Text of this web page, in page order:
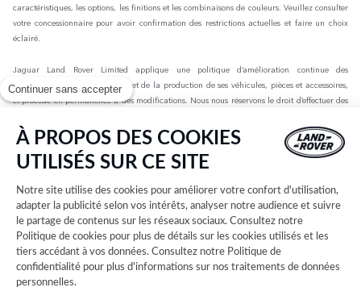
Continuer sans accepter
À PROPOS DES COOKIES
UTILISÉS SUR CE SITE
Notre site utilise des cookies pour améliorer votre confort d'utilisation,
adapter la publicité selon vos intérêts, analyser notre audience et suivre
le partage de contenus sur les réseaux sociaux. Consultez notre
Politique de cookies pour plus de détails sur les cookies utilisés et les
tiers accédant à vos données. Consultez notre Politique de
confidentialité pour plus d'informations sur nos traitements de données
personnelles.
caractéristiques, les options, les finitions et les combinaisons de couleurs. Veuillez consulter
votre concessionnaire pour avoir confirmation des restrictions actuelles et faire un choix
éclairé.
Jaguar Land Rover Limited applique une politique d’amélioration continue des
spécifications, de la conception et de la production de ses véhicules, pièces et accessoires,
et procède en permanence à des modifications. Nous nous réservons le droit d’effectuer des
présentées sur ce site Web sont basées sur les spécifications européennes. Elles peuvent
varier selon le marché et être modifiées sans préavis. Certains des véhicules présents sont
dotés d’équipements en option ou d’accessoires installés par le concessionnaire qui peuvent
pour connaître les disponibilités et les tarifs.
Les chiffres fournis sont issus des tests officiels menés par le fabricant conformément à la
législation européenne en vigueur avec une batterie complètement chargée. Depuis le 1er
septembre 2018, les véhicules légers neufs sont réceptionnés en Europe sur la base de la
procédure d'essai harmonisée pour les véhicules légers (WLTP), procédure d'essai
permettant de mesurer la consommation de carburant et les émissions de CO2, plus